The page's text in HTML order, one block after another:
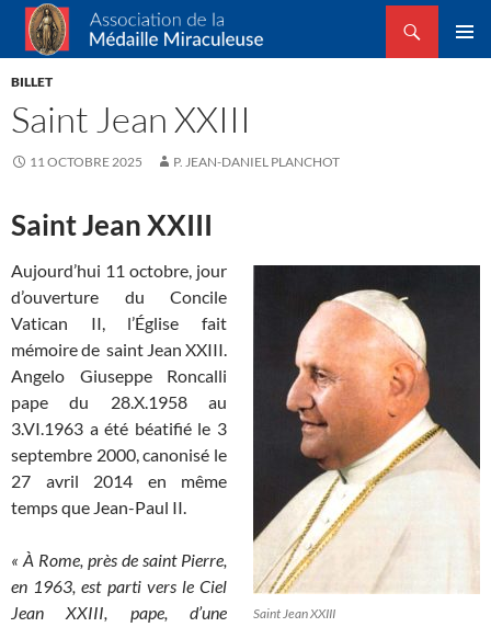
Association de la Médaille Miraculeuse
Recherche
ALLER
BILLET
Saint Jean XXIII
11 OCTOBRE 2025 P. JEAN-DANIEL PLANCHOT
Saint Jean XXIII
Saint Jean XXIII
Aujourd’hui 11 octobre, jour
d’ouverture du Concile
Vatican II, l’Église fait
mémoire de saint Jean XXIII.
Angelo Giuseppe Roncalli
pape du 28.X.1958 au
3.VI.1963 a été béatifié le 3
septembre 2000, canonisé le
27 avril 2014 en même
temps que Jean-Paul II.
« À Rome, près de saint Pierre,
en 1963, est parti vers le Ciel
Jean XXIII, pape, d’une